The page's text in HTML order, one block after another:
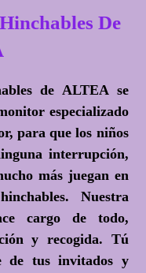
De
de ALTEA se
especializado
para que los niños
interrupción,
más juegan en
Nuestra
cargo de todo,
y recogida. Tú
de tus invitados y